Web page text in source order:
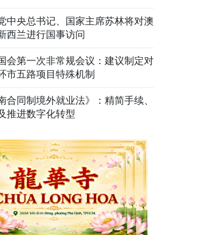
中央总书记、国家主席苏林将对澳
西兰进行国事访问
会第一次非常规会议：建议制定对
市五路项目特殊机制
合同制境外就业法》：精简手续、
推进数字化转型